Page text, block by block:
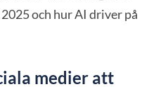
och hur AI driver på
medier att